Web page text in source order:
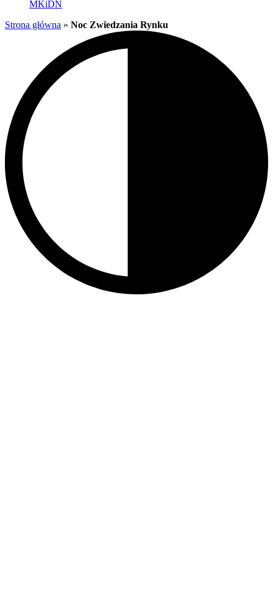
MKiDN
Strona główna » Noc Zwiedzania Rynku